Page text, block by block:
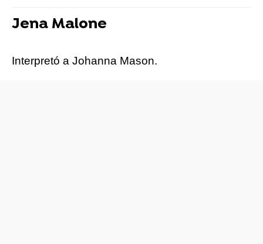
Jena Malone
Interpretó a Johanna Mason.